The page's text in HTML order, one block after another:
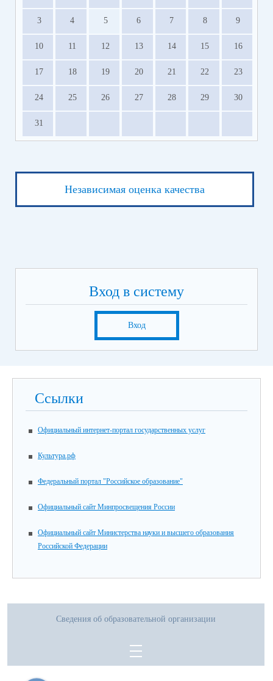
3 4 5 6 7 8 9
10 11 12 13 14 15 16
17 18 19 20 21 22 23
24 25 26 27 28 29 30
31
Независимая оценка качества
Вход в систему
Вход
Ссылки
Официальный интернет-портал государственных услуг
Культура.рф
Федеральный портал "Российское образование"
Официальный сайт Минпросвещения России
Официальный сайт Министерства науки и высшего образования
Российской Федерации
Сведения об образовательной организации